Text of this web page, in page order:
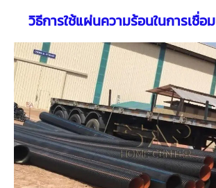
วิธีการใช้แผ่นความร้อนในการเชื่อม